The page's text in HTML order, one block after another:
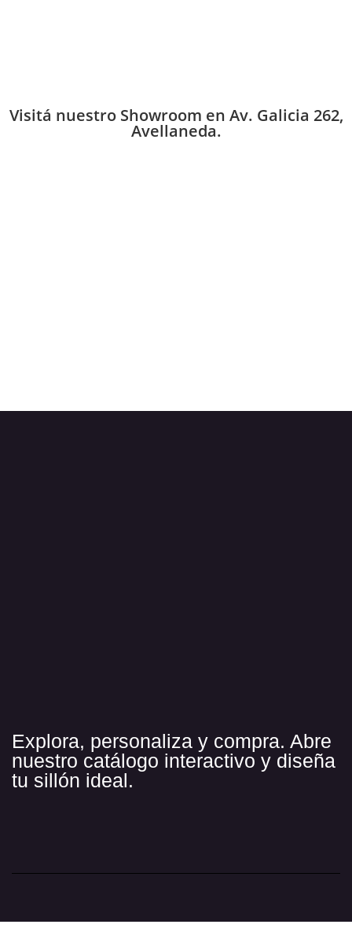
Visitá nuestro Showroom en Av. Galicia 262,
Avellaneda.
Explora, personaliza y compra. Abre
nuestro catálogo interactivo y diseña
tu sillón ideal.